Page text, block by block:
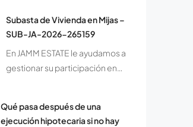
Subasta de Vivienda en Mijas –
SUB-JA-2026-265159
En JAMM ESTATE le ayudamos a
gestionar su participación en…
Qué pasa después de una
ejecución hipotecaria si no hay